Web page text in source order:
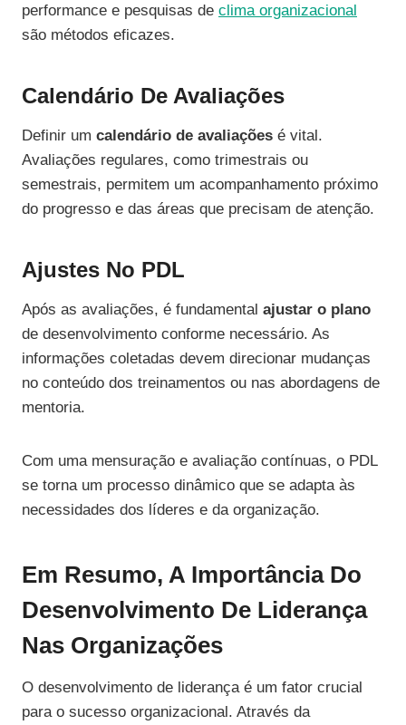
performance e pesquisas de clima organizacional
são métodos eficazes.
Calendário De Avaliações
Definir um calendário de avaliações é vital.
Avaliações regulares, como trimestrais ou
semestrais, permitem um acompanhamento próximo
do progresso e das áreas que precisam de atenção.
Ajustes No PDL
Após as avaliações, é fundamental ajustar o plano
de desenvolvimento conforme necessário. As
informações coletadas devem direcionar mudanças
no conteúdo dos treinamentos ou nas abordagens de
mentoria.
Com uma mensuração e avaliação contínuas, o PDL
se torna um processo dinâmico que se adapta às
necessidades dos líderes e da organização.
Em Resumo, A Importância Do
Desenvolvimento De Liderança
Nas Organizações
O desenvolvimento de liderança é um fator crucial
para o sucesso organizacional. Através da